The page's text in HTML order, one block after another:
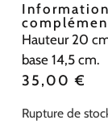
Hauteur 20
base 14,5 cm.
35,00€
Rupture de